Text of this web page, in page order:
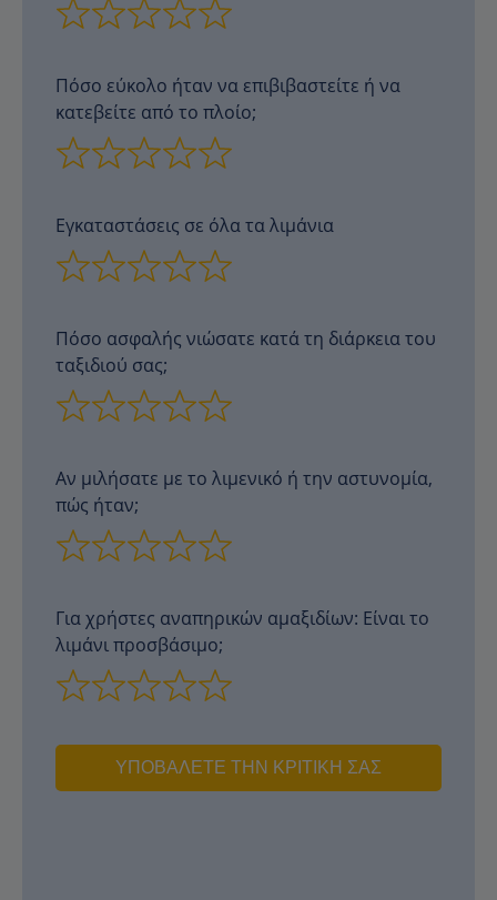
Πόσο εύκολο ήταν να επιβιβαστείτε ή να
κατεβείτε από το πλοίο;
Εγκαταστάσεις σε όλα τα λιμάνια
Πόσο ασφαλής νιώσατε κατά τη διάρκεια του
ταξιδιού σας;
Αν μιλήσατε με το λιμενικό ή την αστυνομία,
πώς ήταν;
Για χρήστες αναπηρικών αμαξιδίων: Είναι το
λιμάνι προσβάσιμο;
ΥΠΟΒΆΛΕΤΕ ΤΗΝ ΚΡΙΤΙΚΉ ΣΑΣ